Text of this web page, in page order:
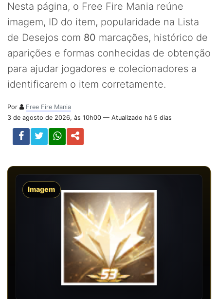
Nesta página, o Free Fire Mania reúne
imagem, ID do item, popularidade na Lista
de Desejos com 80 marcações, histórico de
aparições e formas conhecidas de obtenção
para ajudar jogadores e colecionadores a
identificarem o item corretamente.
Por
Free Fire Mania
3 de agosto de 2026, às 10h00 — Atualizado há 5 dias
Imagem